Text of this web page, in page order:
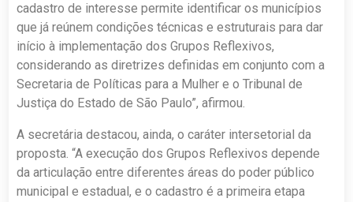
cadastro de interesse permite identificar os municípios
que já reúnem condições técnicas e estruturais para dar
início à implementação dos Grupos Reflexivos,
considerando as diretrizes definidas em conjunto com a
Secretaria de Políticas para a Mulher e o Tribunal de
Justiça do Estado de São Paulo”, afirmou.
A secretária destacou, ainda, o caráter intersetorial da
proposta. “A execução dos Grupos Reflexivos depende
da articulação entre diferentes áreas do poder público
municipal e estadual, e o cadastro é a primeira etapa